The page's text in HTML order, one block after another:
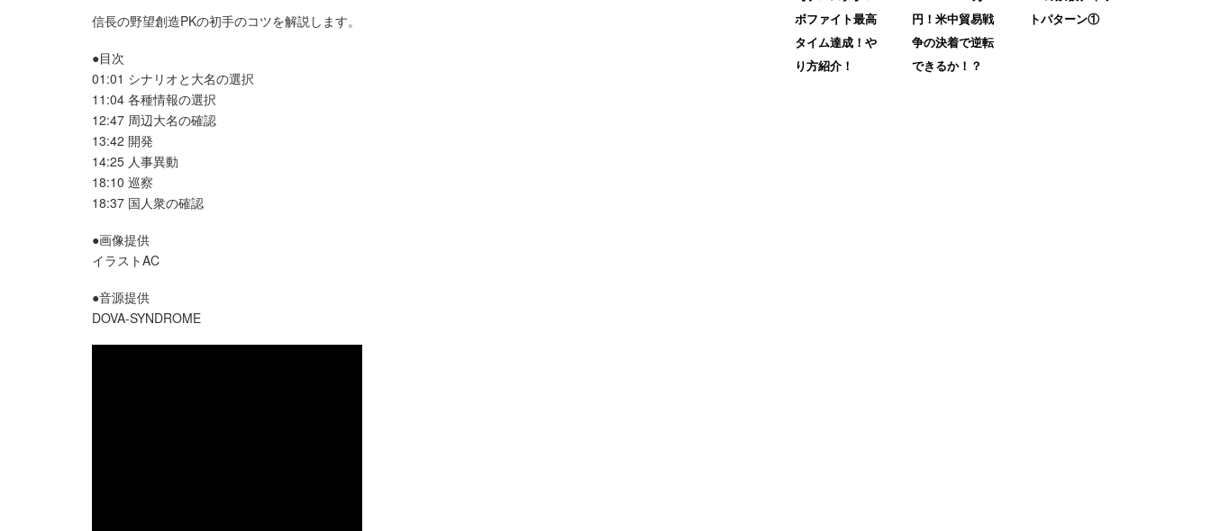
信長の野望創造PKの初手のコツを解説します。
●目次
01:01 シナリオと大名の選択
11:04 各種情報の選択
12:47 周辺大名の確認
13:42 開発
14:25 人事異動
18:10 巡察
18:37 国人衆の確認
●画像提供
イラストAC
●音源提供
DOVA-SYNDROME
ボファイト最高
タイム達成！や
り方紹介！
円！米中貿易戦
争の決着で逆転
できるか！？
トパターン①